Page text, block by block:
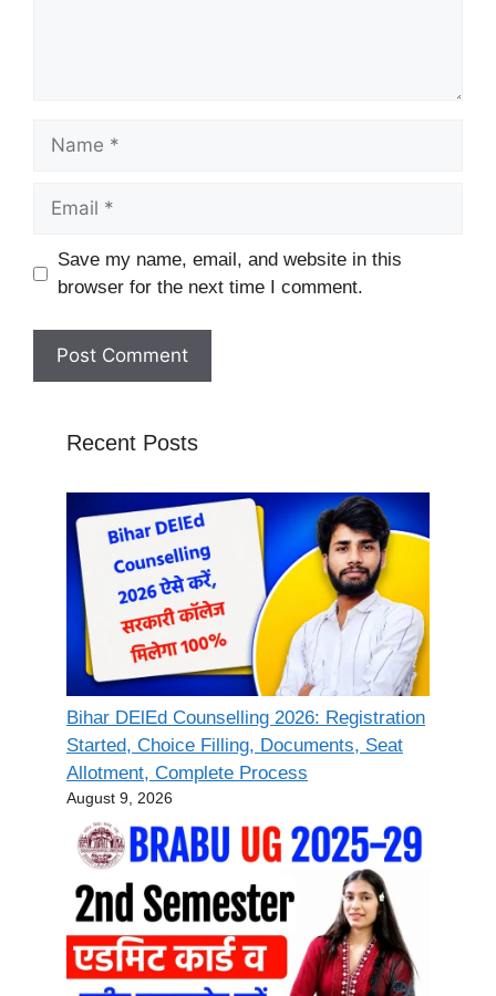
Name
Email
Website
Save my name, email, and website in this
browser for the next time I comment.
Recent Posts
Bihar DElEd Counselling 2026: Registration
Started, Choice Filling, Documents, Seat
Allotment, Complete Process
August 9, 2026